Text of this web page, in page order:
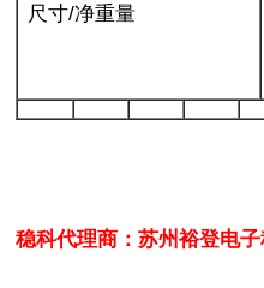
尺寸/净重量
稳科代理商：苏州裕登电子